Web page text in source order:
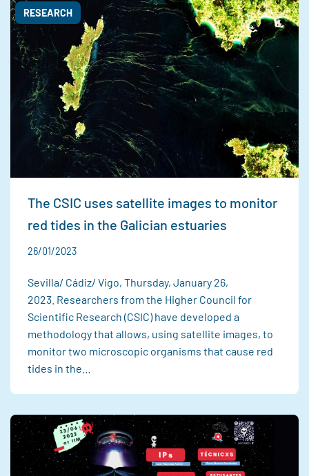
The CSIC uses satellite images to monitor
red tides in the Galician estuaries
RESEARCH
26/01/2023
Sevilla/ Cádiz/ Vigo, Thursday, January 26,
2023. Researchers from the Higher Council for
Scientific Research (CSIC) have developed a
methodology that allows, using satellite images, to
monitor two microscopic organisms that cause red
tides in the…